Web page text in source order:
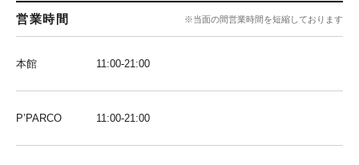
営業時間 ※当面の間営業時間を短縮しております
本館 11:00-21:00
P’PARCO 11:00-21:00